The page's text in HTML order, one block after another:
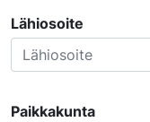
Lähiosoite
Paikkakunta